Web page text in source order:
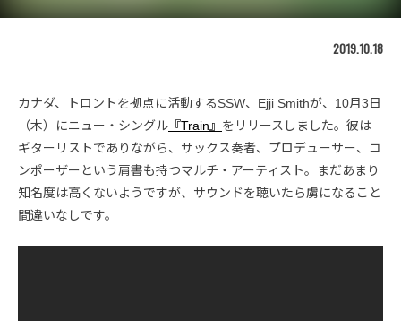
2019.10.18
カナダ、トロントを拠点に活動するSSW、Ejji Smithが、10月3日
（木）にニュー・シングル 『Train』 をリリースしました。彼は
ギターリストでありながら、サックス奏者、プロデューサー、コ
ンポーザーという肩書も持つマルチ・アーティスト。まだあまり
知名度は高くないようですが、サウンドを聴いたら虜になること
間違いなしです。